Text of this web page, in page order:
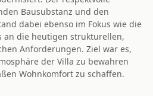
Bausubstanz und den
dabei ebenso im Fokus wie die
an die heutigen strukturellen,
Anforderungen. Ziel war es,
der Villa zu bewahren
Wohnkomfort zu schaffen.